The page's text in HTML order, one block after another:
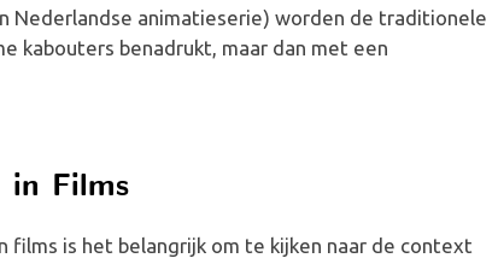
Nederlandse animatieserie) worden de traditionele
kabouters benadrukt, maar dan met een
in Films
films is het belangrijk om te kijken naar de context